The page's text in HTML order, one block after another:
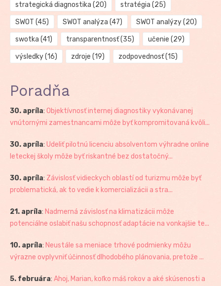
strategická diagnostika (20) stratégia (25)
SWOT (45) SWOT analýza (47) SWOT analýzy(20)
swotka (41) transparentnosť(35) učenie (29)
výsledky(16) zdroje (19) zodpovednosť(15)
Poradňa
30. apríla: Objektívnosť internej diagnostiky vykonávanej
vnútornými zamestnancami môže byť kompromitovaná kvôli...
30. apríla: Udeliť pilotnú licenciu absolventom výhradne online
leteckej školy môže byť riskantné bez dostatočný...
30. apríla: Závislosť vidieckych oblastí od turizmu môže byť
problematická, ak to vedie k komercializácii a stra...
21. apríla: Nadmerná závislosť na klimatizácii môže
potenciálne oslabiť našu schopnosť adaptácie na vonkajšie te...
10. apríla: Neustále sa meniace trhové podmienky môžu
výrazne ovplyvniť účinnosť dlhodobého plánovania, pretože ...
5. februára: Ahoj, Marian, koľko máš rokov a aké skúsenosti a